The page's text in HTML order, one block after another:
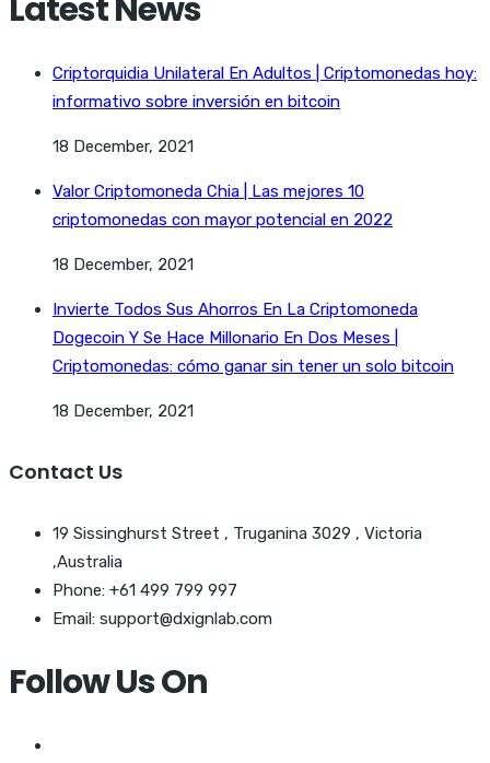
Latest News
Criptorquidia Unilateral En Adultos | Criptomonedas hoy:
informativo sobre inversión en bitcoin
18 December, 2021
Valor Criptomoneda Chia | Las mejores 10
criptomonedas con mayor potencial en 2022
18 December, 2021
Invierte Todos Sus Ahorros En La Criptomoneda
Dogecoin Y Se Hace Millonario En Dos Meses |
Criptomonedas: cómo ganar sin tener un solo bitcoin
18 December, 2021
Contact Us
19 Sissinghurst Street , Truganina 3029 , Victoria
,Australia
Phone: +61 499 799 997
Email: support@dxignlab.com
Follow Us On